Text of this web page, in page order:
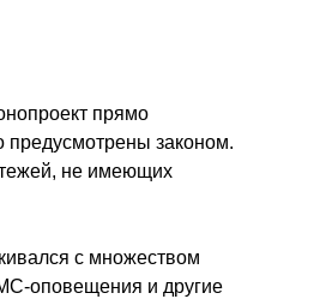
прямо
предусмотрены законом.
не имеющих
с множеством
оповещения и другие